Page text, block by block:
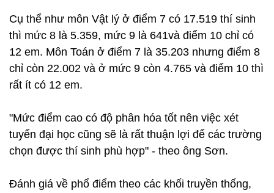
Cụ thể như môn Vật lý ở điểm 7 có 17.519 thí sinh
thì mức 8 là 5.359, mức 9 là 641và điểm 10 chỉ có
12 em. Môn Toán ở điểm 7 là 35.203 nhưng điểm 8
chỉ còn 22.002 và ở mức 9 còn 4.765 và điểm 10 thì
rất ít có 12 em.
"Mức điểm cao có độ phân hóa tốt nên việc xét
tuyển đại học cũng sẽ là rất thuận lợi để các trường
chọn được thí sinh phù hợp" - theo ông Sơn.
Đánh giá về phổ điểm theo các khối truyền thống,